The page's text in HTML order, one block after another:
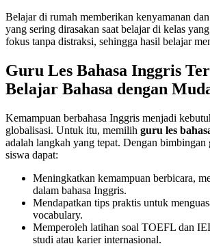
Belajar di rumah memberikan kenyamanan
yang sering dirasakan saat belajar di kelas
fokus tanpa distraksi, sehingga hasil belajar
Guru Les Bahasa Inggris
Belajar Bahasa dengan
Kemampuan berbahasa Inggris menjadi
globalisasi. Untuk itu, memilih guru les
adalah langkah yang tepat. Dengan bimbingan
siswa dapat:
Meningkatkan kemampuan berbicara,
dalam bahasa Inggris.
Mendapatkan tips praktis untuk
vocabulary.
Memperoleh latihan soal TOEFL dan
studi atau karier internasional.